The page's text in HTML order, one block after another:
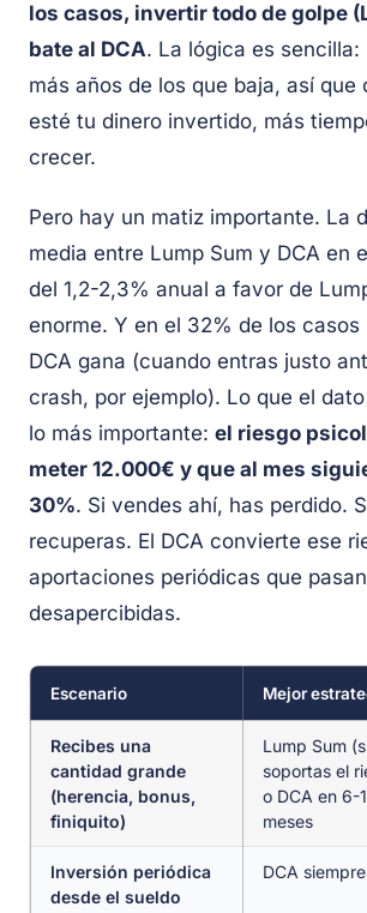
los casos, invertir todo de golpe
bate al DCA. La lógica es sencilla:
más años de los que baja, así que
esté tu dinero invertido, más
crecer.
Pero hay un matiz importante. La
media entre Lump Sum y DCA en
del 1,2-2,3% anual a favor de
enorme. Y en el 32% de los casos
DCA gana (cuando entras justo
crash, por ejemplo). Lo que el
lo más importante: el riesgo
meter 12.000€ y que al mes
30%. Si vendes ahí, has perdido.
recuperas. El DCA convierte ese
aportaciones periódicas que pasan
desapercibidas.
Escenario Mejor
Recibes una
cantidad grande
(herencia, bonus,
finiquito)
Lump Sum
soportas el
o DCA en 6-
meses
Inversión periódica
desde el sueldo
DCA siempre